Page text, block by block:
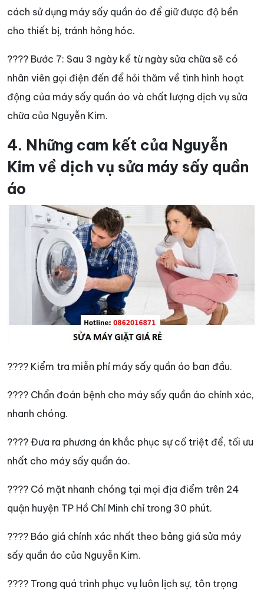
cách sử dụng máy sấy quần áo để giữ được độ bền
cho thiết bị, tránh hỏng hóc.
???? Bước 7: Sau 3 ngày kể từ ngày sửa chữa sẽ có
nhân viên gọi điện đến để hỏi thăm về tình hình hoạt
động của máy sấy quần áo và chất lượng dịch vụ sửa
chữa của Nguyễn Kim.
4. Những cam kết của Nguyễn
Kim về dịch vụ sửa máy sấy quần
áo
???? Kiểm tra miễn phí máy sấy quần áo ban đầu.
???? Chẩn đoán bệnh cho máy sấy quần áo chính xác,
nhanh chóng.
???? Đưa ra phương án khắc phục sự cố triệt để, tối ưu
nhất cho máy sấy quần áo.
???? Có mặt nhanh chóng tại mọi địa điểm trên 24
quận huyện TP Hồ Chí Minh chỉ trong 30 phút.
???? Báo giá chính xác nhất theo bảng giá sửa máy
sấy quần áo của Nguyễn Kim.
???? Trong quá trình phục vụ luôn lịch sự, tôn trọng